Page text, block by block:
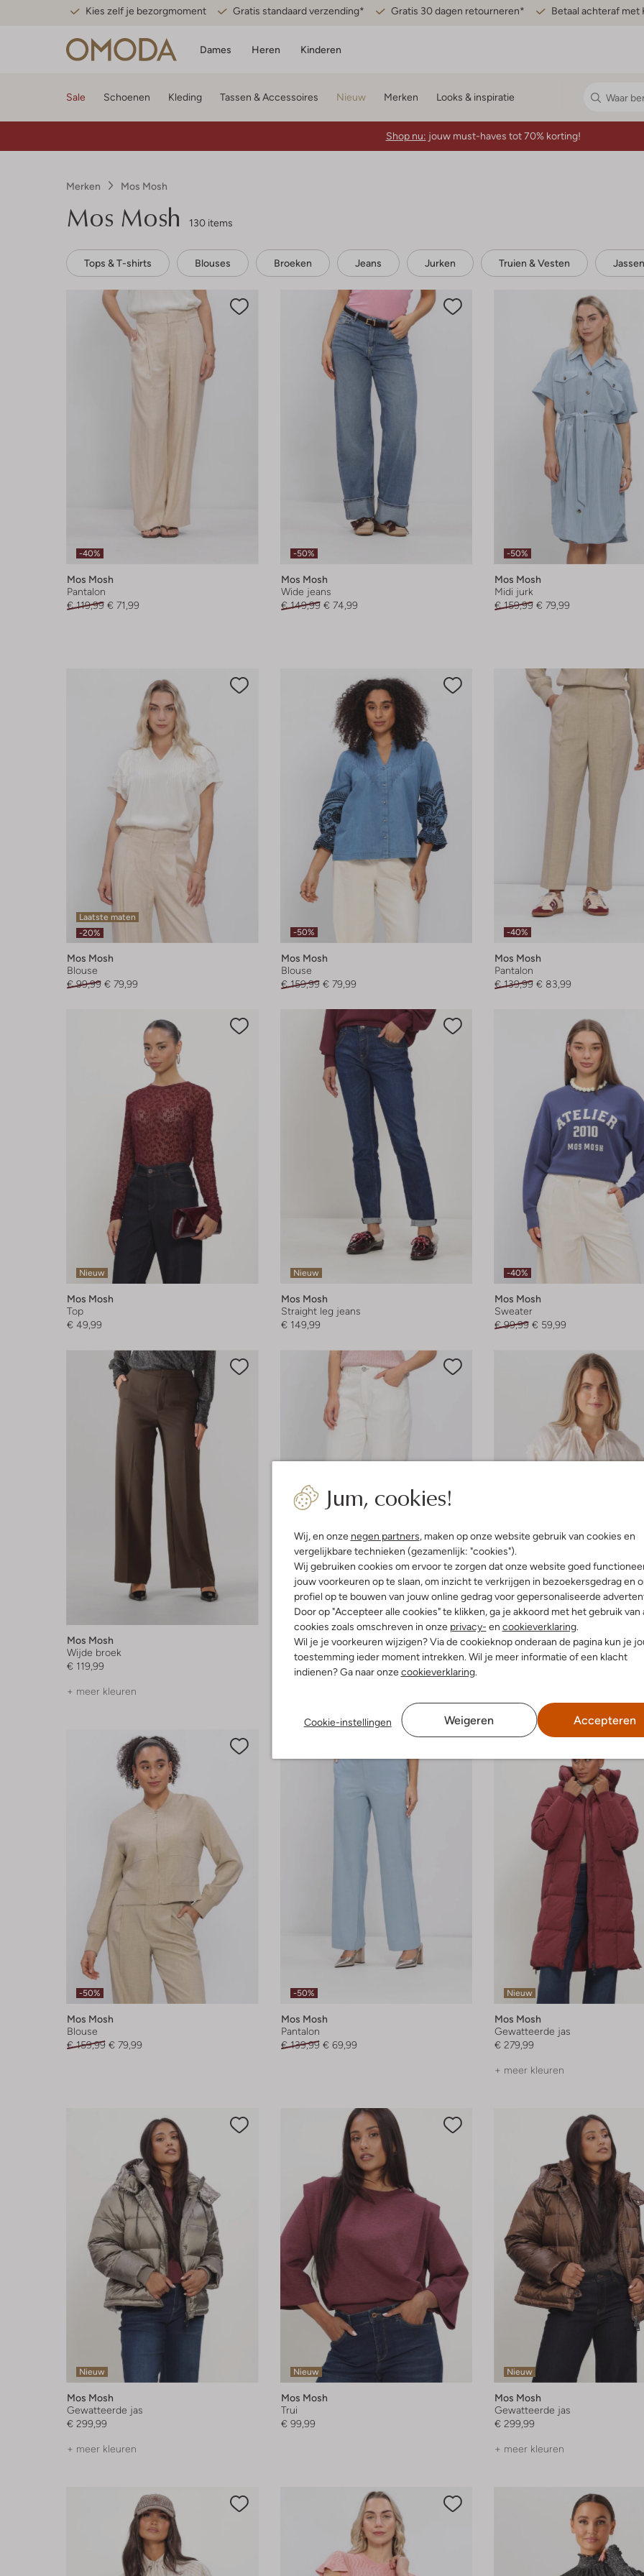
Kies zelf je bezorgmoment Gratis standaard verzending* Gratis 30 dagen retourneren* Betaal achteraf met
Dames Heren Kinderen
Jum, cookies!
Wij, en onze negen partners, maken op onze website gebruik van cookies en
vergelijkbare technieken (gezamenlijk: "cookies").
Wij gebruiken cookies om ervoor te zorgen dat onze website goed
jouw voorkeuren op te slaan, om inzicht te verkrijgen in bezoekersgedrag en
profiel op te bouwen van jouw online gedrag voor gepersonaliseerde
Door op "Accepteer alle cookies" te klikken, ga je akkoord met het gebruik van
cookies zoals omschreven in onze privacy- en cookieverklaring.
Wil je je voorkeuren wijzigen? Via de cookieknop onderaan de pagina kun je
toestemming ieder moment intrekken. Wil je meer informatie of een klacht
indienen? Ga naar onzecookieverklaring.
Cookie-instellingen Weigeren Accepteren
Sale Schoenen Kleding Tassen & Accessoires Nieuw Merken Looks & inspiratie
Shop nu: jouw must-haves tot 70% korting!
Merken Mos Mosh
Mos Mosh 130 items
Tops & T-shirts Blouses Broeken Jeans Jurken Truien & Vesten Jassen
-40%
Mos Mosh
Pantalon
€ 119,99 € 71,99
-50%
Mos Mosh
Wide jeans
€ 149,99 € 74,99
-50%
Mos Mosh
Midi jurk
€ 159,99 € 79,99
Laatste maten
-20%
Mos Mosh
Blouse
€ 99,99 € 79,99
-50%
Mos Mosh
Blouse
€ 159,99 € 79,99
-40%
Mos Mosh
Pantalon
€ 139,99 € 83,99
Nieuw
Mos Mosh
Top
€ 49,99
Nieuw
Mos Mosh
Straight leg jeans
€ 149,99
-40%
Mos Mosh
Sweater
€ 99,99 € 59,99
Mos Mosh
Wijde broek
€ 119,99
+ meer kleuren
-40%
Mos Mosh
Mom jeans
€ 139,99
€ 83,99
-60%
Mos Mosh
Blouse
-50%
Mos Mosh
Blouse
€ 159,99 € 79,99
-50%
Mos Mosh
Pantalon
€ 139,99 € 69,99
Nieuw
Mos Mosh
Gewatteerde jas
€ 279,99
+ meer kleuren
Nieuw
Mos Mosh
Gewatteerde jas
€ 299,99
+ meer kleuren
Nieuw
Mos Mosh
Trui
€ 99,99
Nieuw
Mos Mosh
Gewatteerde jas
€ 299,99
+ meer kleuren